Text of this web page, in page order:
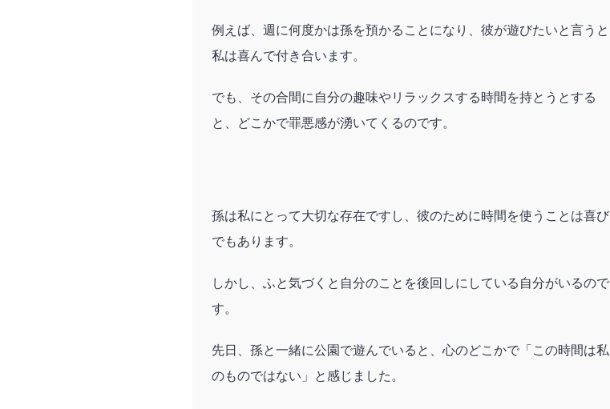
例えば、週に何度かは孫を預かることになり、彼が遊びたいと言うと
私は喜んで付き合います。
でも、その合間に自分の趣味やリラックスする時間を持とうとする
と、どこかで罪悪感が湧いてくるのです。
孫は私にとって大切な存在ですし、彼のために時間を使うことは喜び
でもあります。
しかし、ふと気づくと自分のことを後回しにしている自分がいるので
す。
先日、孫と一緒に公園で遊んでいると、心のどこかで「この時間は私
のものではない」と感じました。